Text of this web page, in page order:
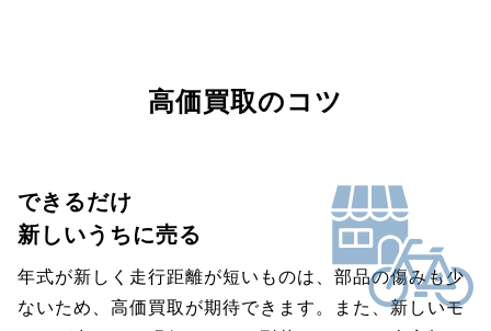
高価買取のコツ
できるだけ
新しいうちに売る
年式が新しく走行距離が短いものは、部品の傷みも少
ないため、高価買取が期待できます。また、新しいモ